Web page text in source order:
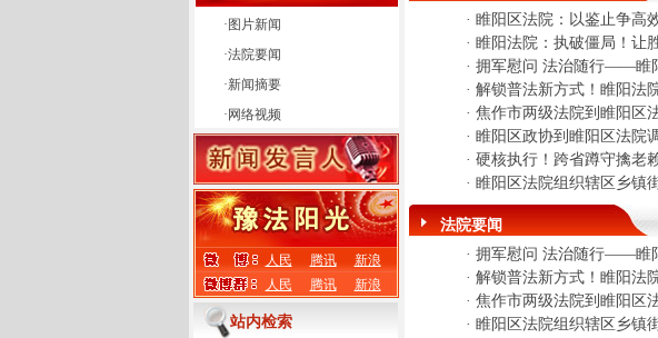
· 图片新闻
·法院要闻
·新闻摘要
· 网络视频
人民 腾讯
新浪
人民
腾讯 新浪
站内检索
· 睢阳区法院：以鉴止争高
· 睢阳法院：执破僵局！让
· 拥军慰问 法治随行——睢
· 解锁普法新方式！睢阳法
· 焦作市两级法院到睢阳区
· 睢阳区政协到睢阳区法院
· 硬核执行！跨省蹲守擒老
· 睢阳区法院组织辖区乡镇
法院要闻
· 拥军慰问 法治随行——睢
· 解锁普法新方式！睢阳法
· 焦作市两级法院到睢阳区
· 睢阳区法院组织辖区乡镇